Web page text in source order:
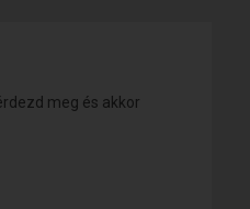
meg és akkor